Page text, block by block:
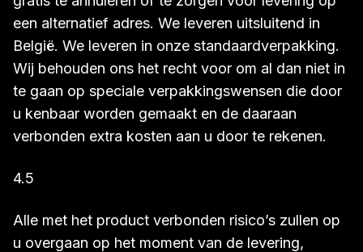
een alternatief adres. We leveren uitsluitend in
België. We leveren in onze standaardverpakking.
Wij behouden ons het recht voor om al dan niet in
te gaan op speciale verpakkingswensen die door
u kenbaar worden gemaakt en de daaraan
verbonden extra kosten aan u door te rekenen.
4.5
Alle met het product verbonden risico’s zullen op
u overgaan op het moment van de levering,